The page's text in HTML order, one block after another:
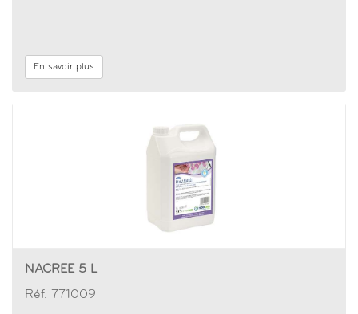
En savoir plus
NACREE 5 L
Réf. 771009